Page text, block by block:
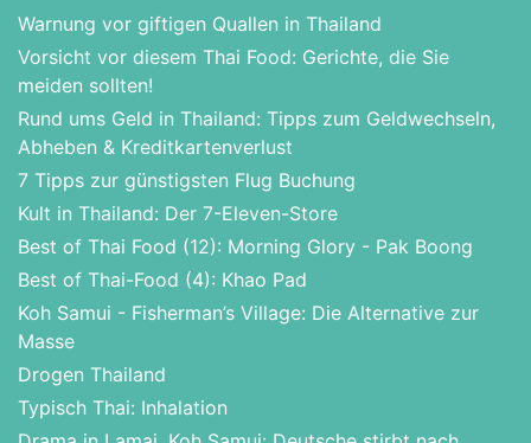
Warnung vor giftigen Quallen in Thailand
Vorsicht vor diesem Thai Food: Gerichte, die Sie
meiden sollten!
Rund ums Geld in Thailand: Tipps zum Geldwechseln,
Abheben & Kreditkartenverlust
7 Tipps zur günstigsten Flug Buchung
Kult in Thailand: Der 7-Eleven-Store
Best of Thai Food (12): Morning Glory - Pak Boong
Best of Thai-Food (4): Khao Pad
Koh Samui - Fisherman’s Village: Die Alternative zur
Masse
Drogen Thailand
Typisch Thai: Inhalation